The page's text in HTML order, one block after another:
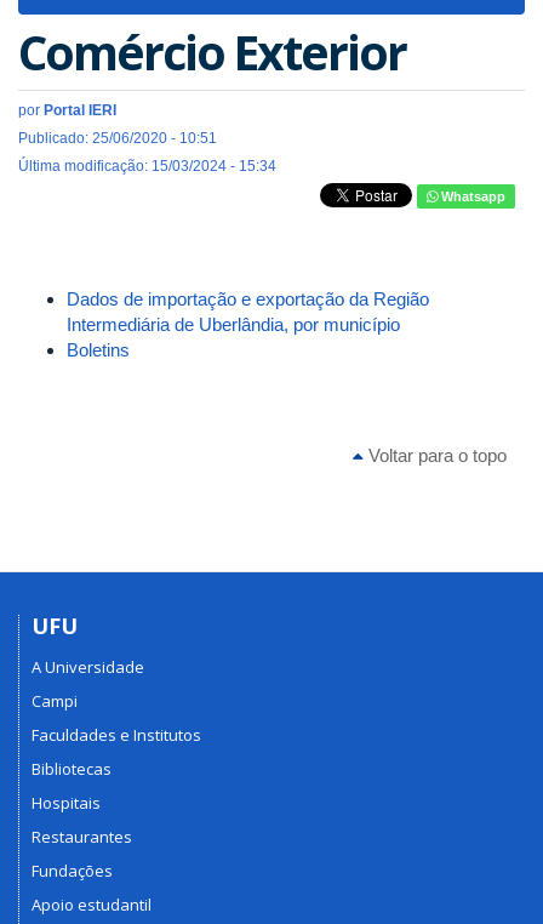
Comércio Exterior
por Portal IERI
Publicado: 25/06/2020 - 10:51
Última modificação: 15/03/2024 - 15:34
Whatsapp
Dados de importação e exportação da Região
Intermediária de Uberlândia, por município
Boletins
Voltar para o topo
UFU
A Universidade
Campi
Faculdades e Institutos
Bibliotecas
Hospitais
Restaurantes
Fundações
Apoio estudantil